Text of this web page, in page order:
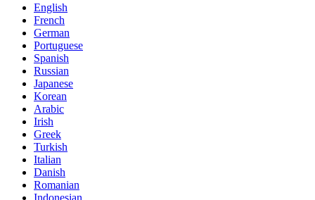
English
French
German
Portuguese
Spanish
Russian
Japanese
Korean
Arabic
Irish
Greek
Turkish
Italian
Danish
Romanian
Indonesian